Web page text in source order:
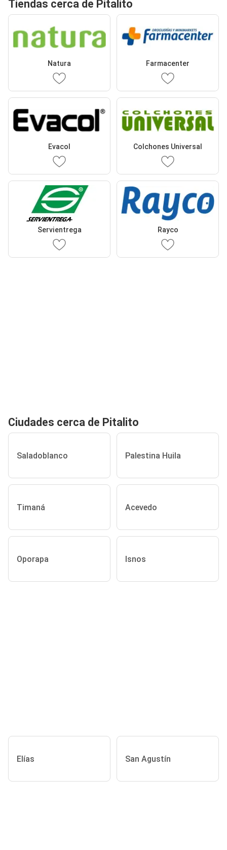
Tiendas cerca de Pitalito
Natura Farmacenter
Evacol Colchones Universal
Servientrega Rayco
Ciudades cerca de Pitalito
Saladoblanco Palestina Huila
Timaná Acevedo
Oporapa Isnos
Elías San Agustín